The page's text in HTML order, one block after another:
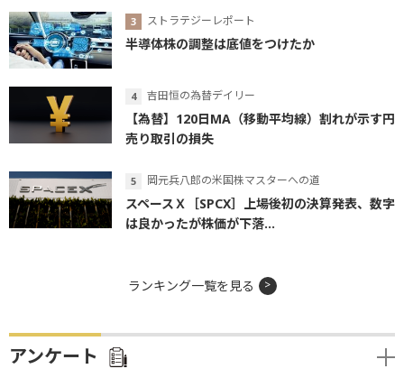
ストラテジーレポート
半導体株の調整は底値をつけたか
吉田恒の為替デイリー
【為替】120日MA（移動平均線）割れが示す円
売り取引の損失
岡元兵八郎の米国株マスターへの道
スペースＸ［SPCX］上場後初の決算発表、数字
は良かったが株価が下落...
ランキング一覧を見る
アンケート